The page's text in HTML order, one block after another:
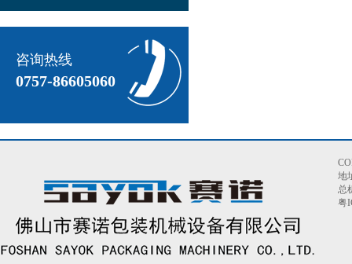
咨询热线
0757-86605060
地
总
粤